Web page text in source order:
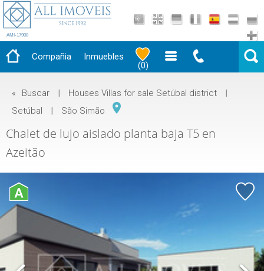
AMI-17908
Compañia
Inmuebles
(0)
« Buscar | Houses Villas for sale Setúbal district
|
Setúbal
| São Simão
Chalet de lujo aislado planta baja T5 en
Azeitão